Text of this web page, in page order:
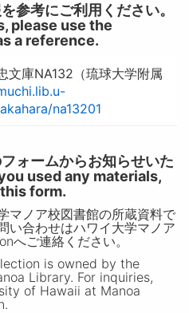
参考にご利用ください。
please use the
a reference.
文庫NA132（琉球大学附属
na13201
ォームからお知らせいた
used any materials,
form.
マノア校図書館の所蔵資料で
い合わせはハワイ大学マノア
へご連絡ください。
is owned by the
Library. For inquiries,
of Hawaii at Manoa